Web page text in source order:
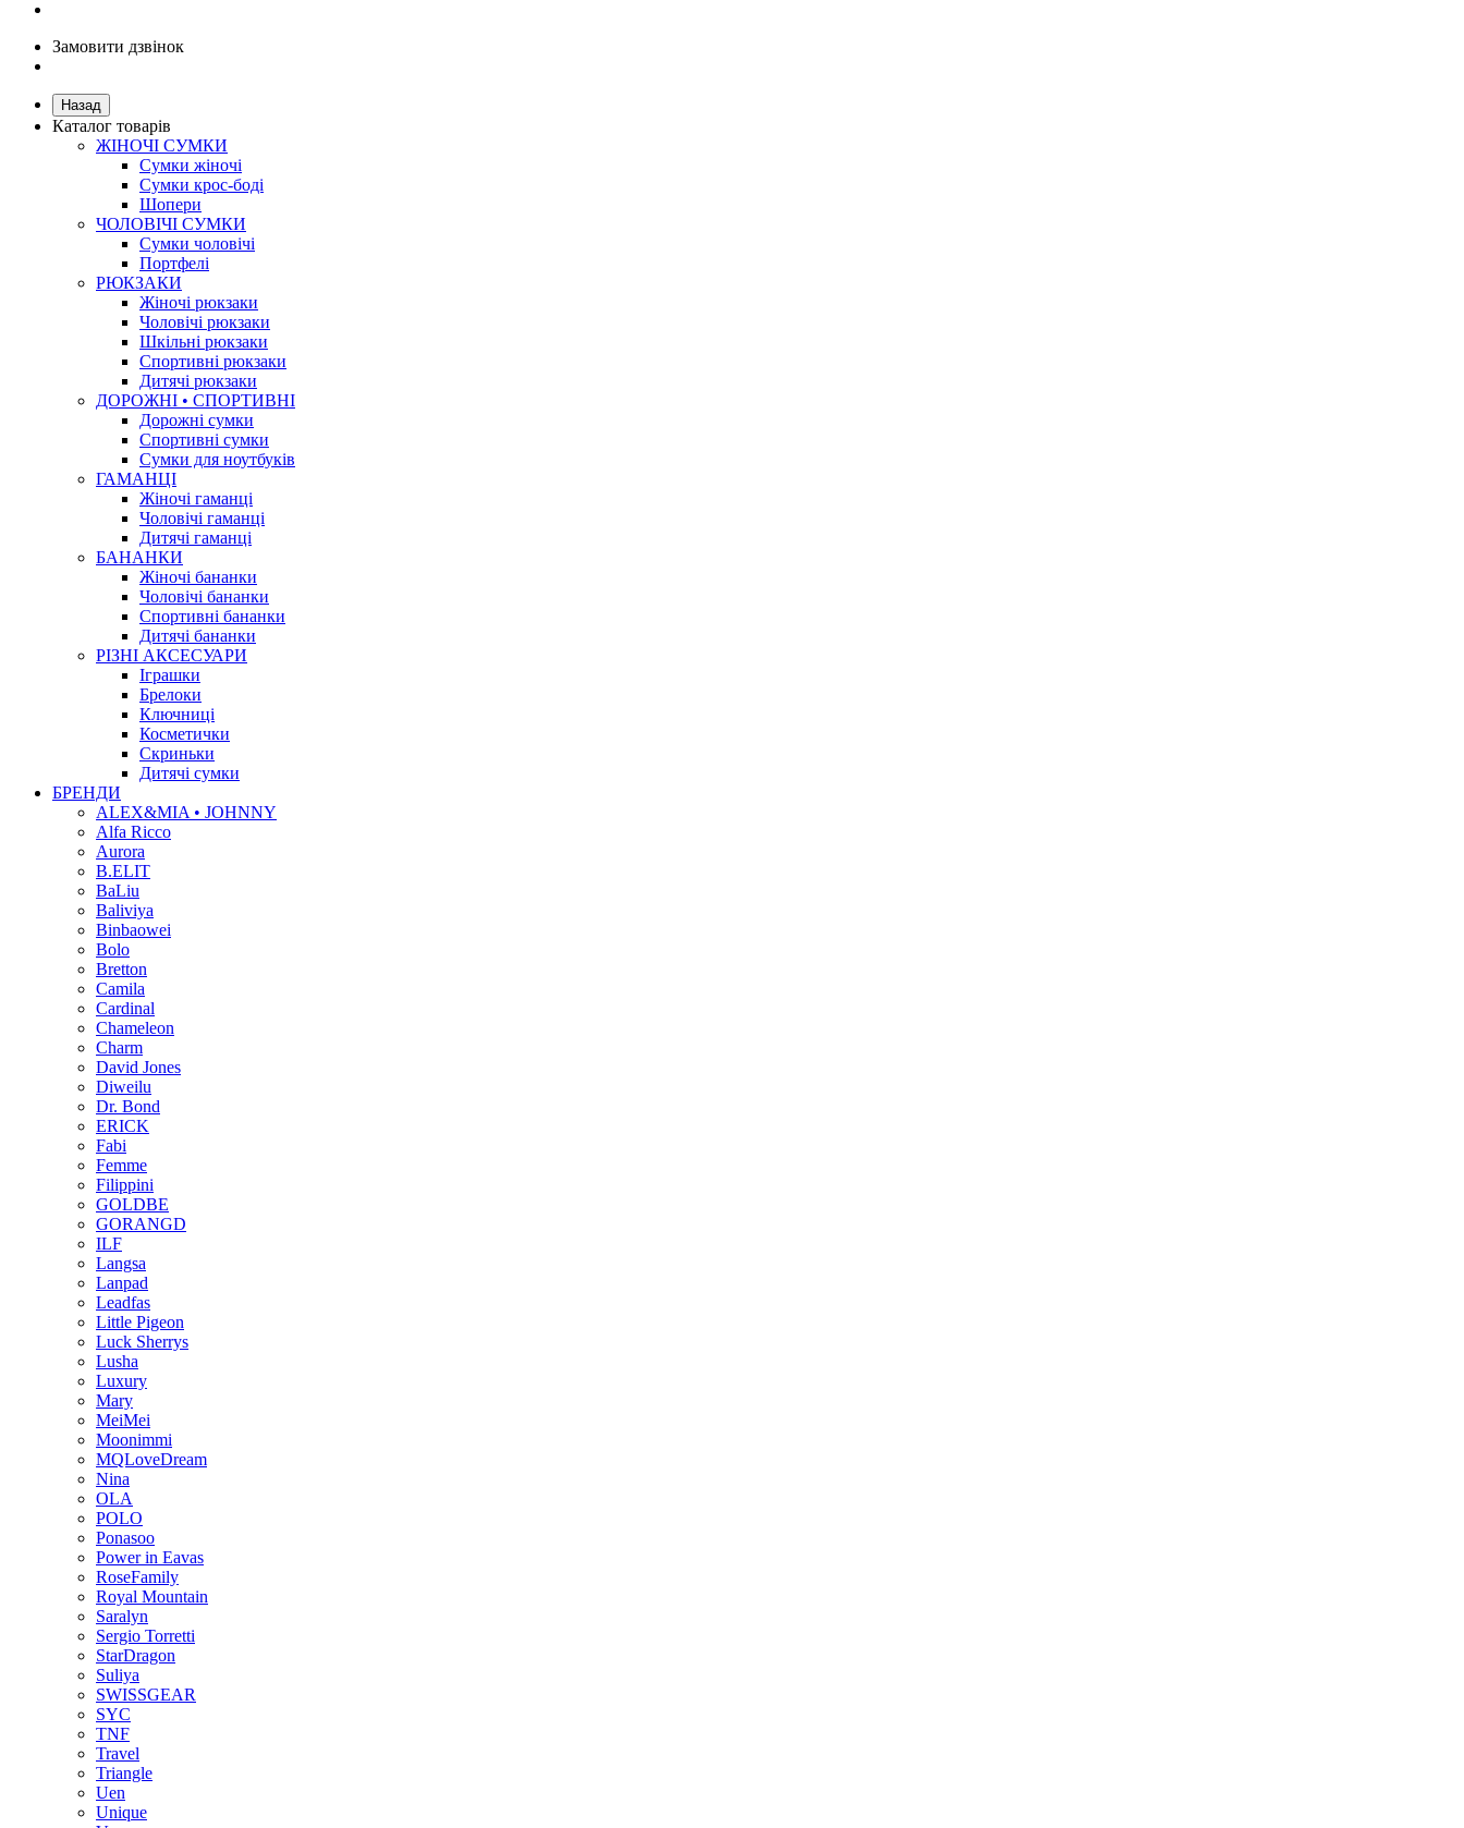
Замовити дзвінок
Назад
Каталог товарів
ЖІНОЧІ СУМКИ
Сумки жіночі
Сумки крос-боді
Шопери
ЧОЛОВІЧІ СУМКИ
Сумки чоловічі
Портфелі
РЮКЗАКИ
Жіночі рюкзаки
Чоловічі рюкзаки
Шкільні рюкзаки
Спортивні рюкзаки
Дитячі рюкзаки
ДОРОЖНІ • СПОРТИВНІ
Дорожні сумки
Спортивні сумки
Сумки для ноутбуків
ГАМАНЦІ
Жіночі гаманці
Чоловічі гаманці
Дитячі гаманці
БАНАНКИ
Жіночі бананки
Чоловічі бананки
Спортивні бананки
Дитячі бананки
РІЗНІ АКСЕСУАРИ
Іграшки
Брелоки
Ключниці
Косметички
Скриньки
Дитячі сумки
БРЕНДИ
ALEX&MIA • JOHNNY
Alfa Ricco
Aurora
B.ELIT
BaLiu
Baliviya
Binbaowei
Bolo
Bretton
Camila
Cardinal
Chameleon
Charm
David Jones
Diweilu
Dr. Bond
ERICK
Fabi
Femme
Filippini
GOLDBE
GORANGD
ILF
Langsa
Lanpad
Leadfas
Little Pigeon
Luck Sherrys
Lusha
Luxury
Mary
MeiMei
Moonimmi
MQLoveDream
Nina
OLA
POLO
Ponasoo
Power in Eavas
RoseFamily
Royal Mountain
Saralyn
Sergio Torretti
StarDragon
Suliya
SWISSGEAR
SYC
TNF
Travel
Triangle
Uen
Unique